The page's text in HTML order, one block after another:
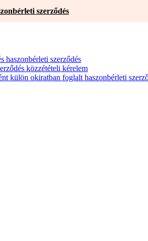
szerződés
haszonbérleti szerződés
közzétételi kérelem
külön okiratban foglalt haszonbérleti